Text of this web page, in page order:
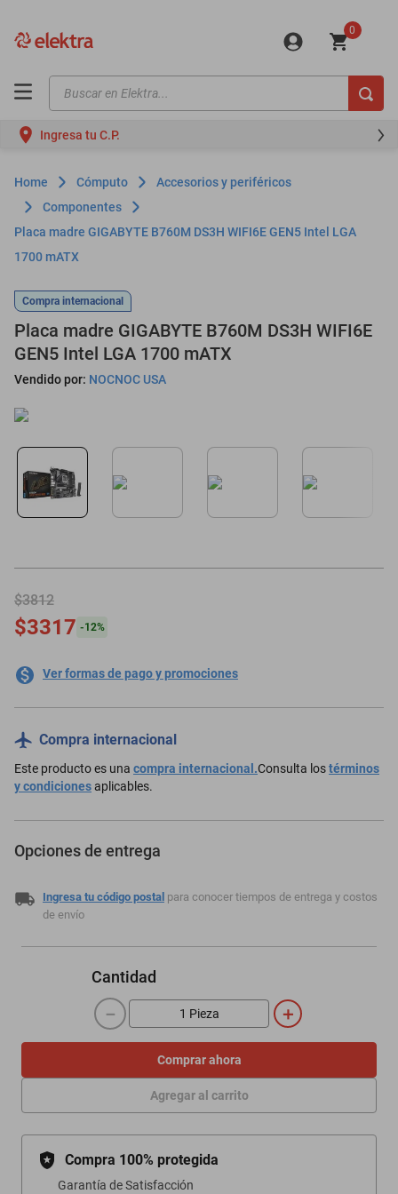
0
Buscar en Elektra...
Ingresa tu C.P.
Cómputo
Accesorios y periféricos
Componentes
Placa madre GIGABYTE B760M DS3H WIFI6E GEN5 Intel LGA
1700 mATX
Compra internacional
Placa madre GIGABYTE B760M DS3H WIFI6E
GEN5 Intel LGA 1700 mATX
Vendido por: NOCNOC USA
$3812
$3317 -12%
Ver formas de pago y promociones
Compra internacional
Este producto es una compra internacional.Consulta lostérminos
y condicionesaplicables.
Opciones de entrega
Ingresa tu código postal para conocer tiempos de entrega y costos
de envío
Cantidad
＋
－
Comprar ahora
Agregar al carrito
Compra 100% protegida
Garantía de Satisfacción
motos
moto
celulares
iphones
lavadoras
colchones
salas